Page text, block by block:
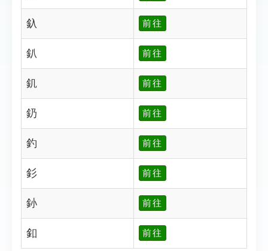
釞 前往
釟 前往
釠 前往
釢 前往
釣 前往
釤 前往
釥 前往
釦 前往